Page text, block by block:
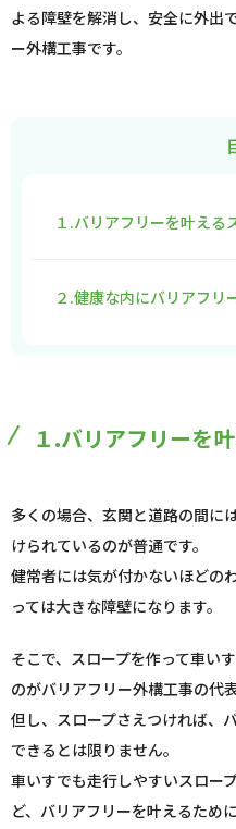
よる障壁を解消し、安全に外出
ー外構工事です。
１.バリアフリーを叶える
２.健康な内にバリアフリ
１.バリアフリーを
多くの場合、玄関と道路の間に
けられているのが普通です。
健常者には気が付かないほどの
っては大きな障壁になります。
そこで、スロープを作って車い
のがバリアフリー外構工事の代
但し、スロープさえつければ、
できるとは限りません。
車いすでも走行しやすいスロー
ど、バリアフリーを叶えるため